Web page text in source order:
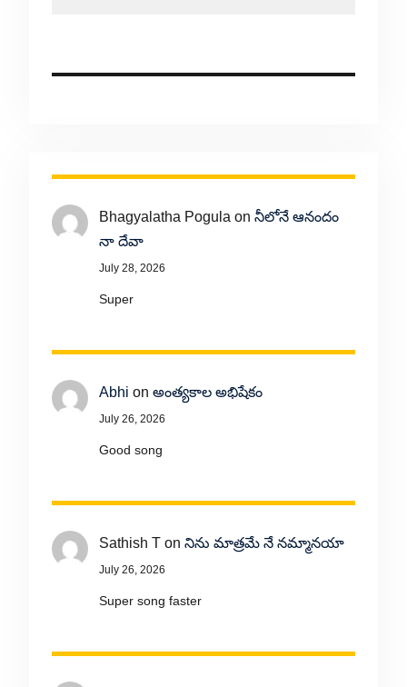
Bhagyalatha Pogula on నీలోనే ఆనందం
నా దేవా
July 28, 2026
Super
Abhi on అంత్యకాల అభిషేకం
July 26, 2026
Good song
Sathish Ton నిను మాత్రమే నే నమ్మానయా
July 26, 2026
Super song faster